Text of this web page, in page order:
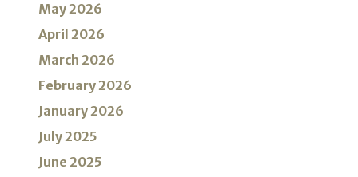
May 2026
April 2026
March 2026
February 2026
January 2026
July 2025
June 2025